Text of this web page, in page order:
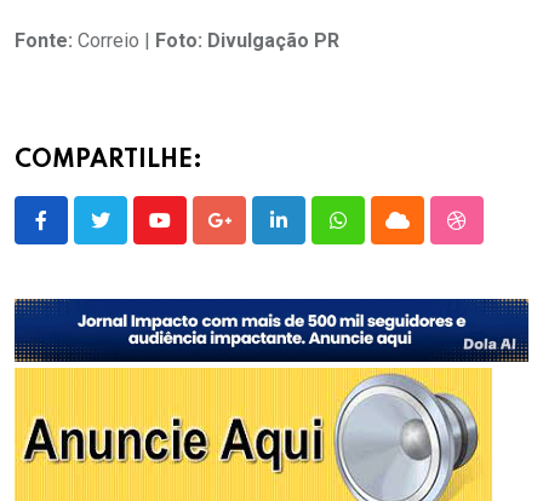
Fonte: Correio | Foto: Divulgação PR
COMPARTILHE:
YoutubeGoogle+LinkedInWhatsappCloud